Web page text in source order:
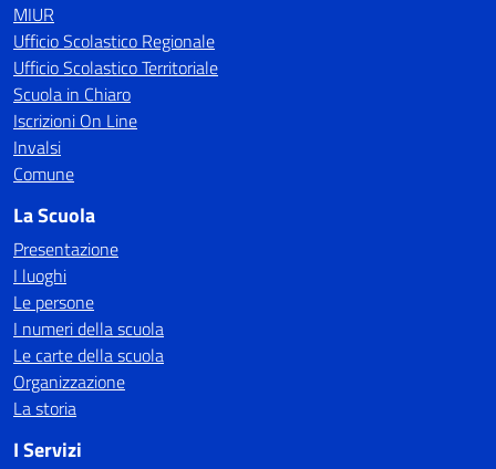
MIUR
Ufficio Scolastico Regionale
Ufficio Scolastico Territoriale
Scuola in Chiaro
Iscrizioni On Line
Invalsi
Comune
La Scuola
Presentazione
I luoghi
Le persone
I numeri della scuola
Le carte della scuola
Organizzazione
La storia
I Servizi